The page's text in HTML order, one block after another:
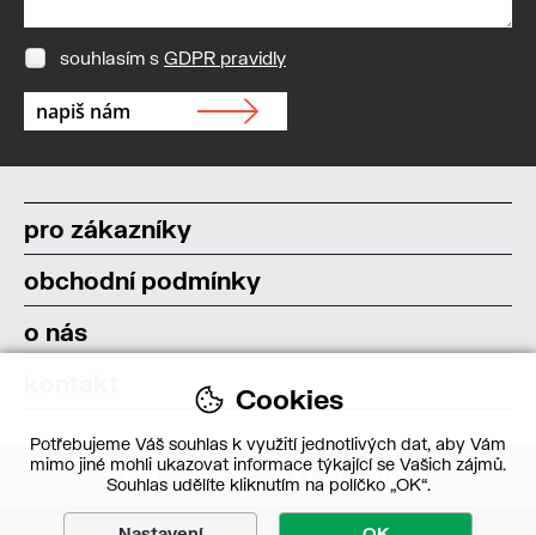
souhlasím s GDPR pravidly
pro zákazníky
obchodní podmínky
o nás
Cookies
Potřebujeme Váš souhlas k využití jednotlivých dat, aby Vám
mimo jiné mohli ukazovat informace týkající se Vašich zájmů.
Souhlas udělíte kliknutím na políčko „OK“.